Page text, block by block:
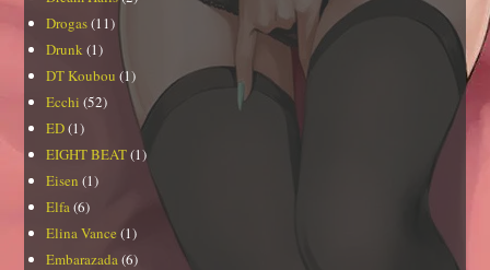
Drogas(11)
Drunk (1)
DT Koubou (1)
Ecchi (52)
ED(1)
EIGHT BEAT(1)
Eisen (1)
Elfa(6)
Elina Vance (1)
Embarazada(6)